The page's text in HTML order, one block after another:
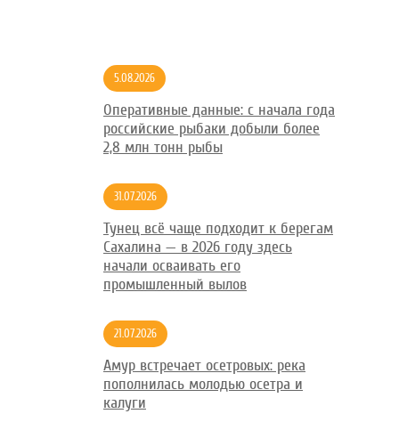
5.08.2026
Оперативные данные: с начала года
российские рыбаки добыли более
2,8 млн тонн рыбы
31.07.2026
Тунец всё чаще подходит к берегам
Сахалина — в 2026 году здесь
начали осваивать его
промышленный вылов
21.07.2026
Амур встречает осетровых: река
пополнилась молодью осетра и
калуги